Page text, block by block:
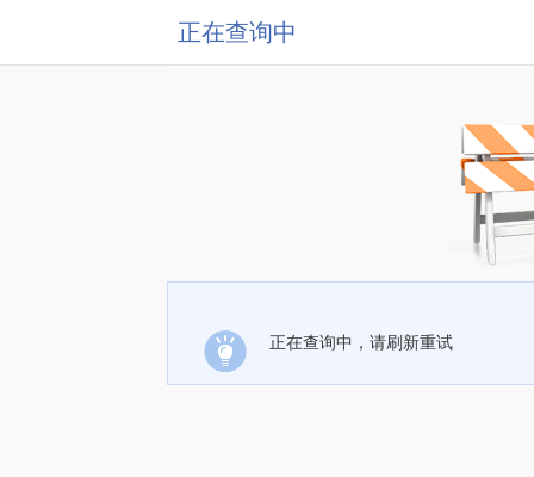
正在查询中
正在查询中，请刷新重试